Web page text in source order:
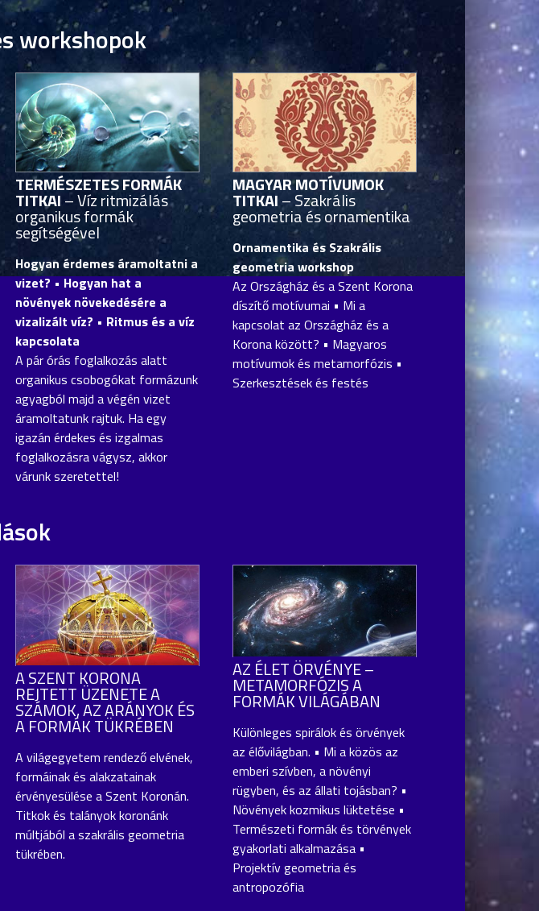
workshopok
TERMÉSZETES FORMÁK
TITKAI– Víz ritmizálás
organikus formák
segítségével
Hogyan érdemes áramoltatni a
vizet? • Hogyan hat a
növények növekedésére a
vizalizált víz? • Ritmus és a víz
kapcsolata
A pár órás foglalkozás alatt
organikus csobogókat formázunk
agyagból majd a végén vizet
áramoltatunk rajtuk. Ha egy
igazán érdekes és izgalmas
foglalkozásra vágysz, akkor
várunk szeretettel!
MAGYAR MOTÍVUMOK
TITKAI– Szakrális
geometria és ornamentika
Ornamentika és Szakrális
geometria workshop
Az Országház és a Szent Korona
díszítő motívumai • Mi a
kapcsolat az Országház és a
Korona között? • Magyaros
motívumok és metamorfózis •
Szerkesztések és festés
A SZENT KORONA
REJTETT ÜZENETE A
SZÁMOK, AZ ARÁNYOK ÉS
A FORMÁK TÜKRÉBEN
A világegyetem rendező elvének,
formáinak és alakzatainak
érvényesülése a Szent Koronán.
Titkok és talányok koronánk
múltjából a szakrális geometria
tükrében.
AZ ÉLET ÖRVÉNYE –
METAMORFÓZIS A
FORMÁK VILÁGÁBAN
Különleges spirálok és örvények
az élővilágban. • Mi a közös az
emberi szívben, a növényi
rügyben, és az állati tojásban? •
Növények kozmikus lüktetése •
Természeti formák és törvények
gyakorlati alkalmazása •
Projektív geometria és
antropozófia